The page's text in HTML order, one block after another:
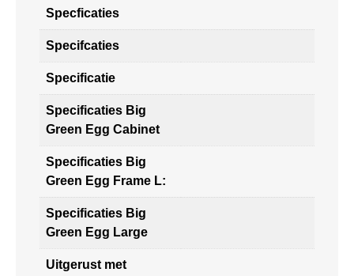
Specficaties
Specifcaties
Specificatie
Specificaties Big
Green Egg Cabinet
Specificaties Big
Green Egg Frame L:
Specificaties Big
Green Egg Large
Uitgerust met